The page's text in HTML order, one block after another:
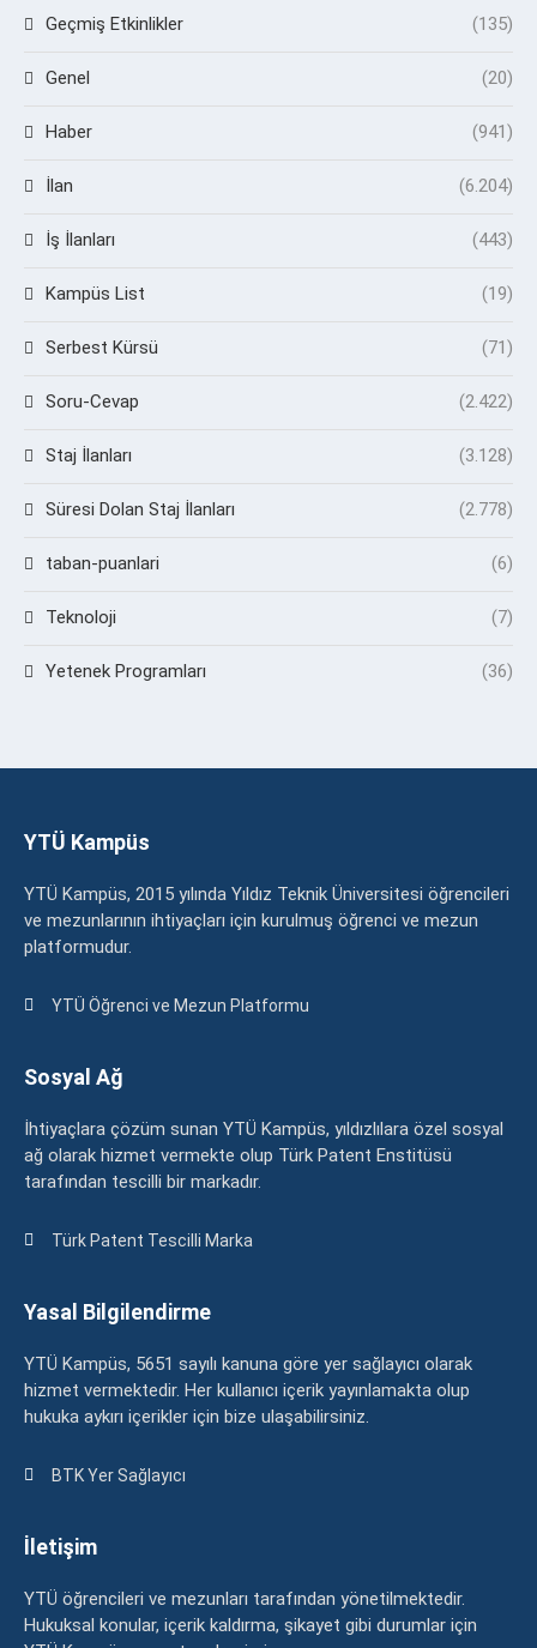
Geçmiş Etkinlikler (135)
Genel (20)
Haber (941)
İlan (6.204)
İş İlanları (443)
Kampüs List (19)
Serbest Kürsü (71)
Soru-Cevap (2.422)
Staj İlanları (3.128)
Süresi Dolan Staj İlanları (2.778)
taban-puanlari (6)
Teknoloji (7)
Yetenek Programları (36)
YTÜ Kampüs
YTÜ Kampüs, 2015 yılında Yıldız Teknik Üniversitesi öğrencileri
ve mezunlarının ihtiyaçları için kurulmuş öğrenci ve mezun
platformudur.
YTÜ Öğrenci ve Mezun Platformu
Sosyal Ağ
İhtiyaçlara çözüm sunan YTÜ Kampüs, yıldızlılara özel sosyal
ağ olarak hizmet vermekte olup Türk Patent Enstitüsü
tarafından tescilli bir markadır.
Türk Patent Tescilli Marka
Yasal Bilgilendirme
YTÜ Kampüs, 5651 sayılı kanuna göre yer sağlayıcı olarak
hizmet vermektedir. Her kullanıcı içerik yayınlamakta olup
hukuka aykırı içerikler için bize ulaşabilirsiniz.
BTK Yer Sağlayıcı
İletişim
YTÜ öğrencileri ve mezunları tarafından yönetilmektedir.
Hukuksal konular, içerik kaldırma, şikayet gibi durumlar için